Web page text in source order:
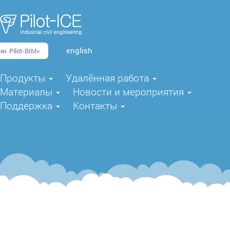
Pilot-BIM» english
Продукты
Удалённая работа
Материалы
Новости и мероприятия
Поддержка
Контакты